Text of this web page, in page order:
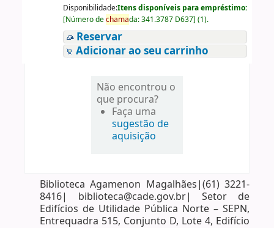
Disponibilidade:Itens disponíveis para empréstimo:
[Número dechamada:341.3787 D637] (1).
Reservar
Adicionar ao seu carrinho
Não encontrou o
que procura?
Faça uma
sugestão de
aquisição
Biblioteca Agamenon Magalhães|(61) 3221-
8416| biblioteca@cade.gov.br| Setor de
Edifícios de Utilidade Pública Norte – SEPN,
Entrequadra 515, Conjunto D, Lote 4, Edifício